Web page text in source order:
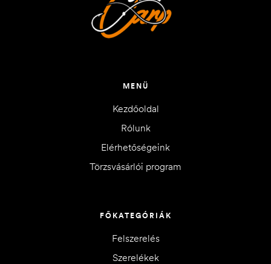
MENÜ
Kezdőoldal
Rólunk
Elérhetőségeink
Törzsvásárlói program
FŐKATEGÓRIÁK
Felszerelés
Szerelékek